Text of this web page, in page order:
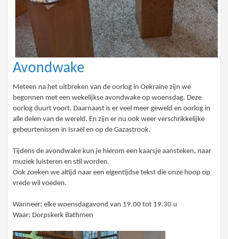
Avondwake
Meteen na het uitbreken van de oorlog in Oekraïne zijn we
begonnen met een wekelijkse avondwake op woensdag. Deze
oorlog duurt voort. Daarnaast is er veel meer geweld en oorlog in
alle delen van de wereld. En zijn er nu ook weer verschrikkelijke
gebeurtenissen in Israël en op de Gazastrook.
Tijdens de avondwake kun je hierom een kaarsje aansteken, naar
muziek luisteren en stil worden.
Ook zoeken we altijd naar een eigentijdse tekst die onze hoop op
vrede wil voeden.
Wanneer: elke woensdagavond van 19.00 tot 19.30 u
Waar: Dorpskerk Bathmen